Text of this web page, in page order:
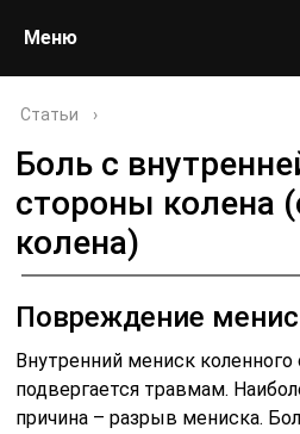
Меню
Статьи ›
Боль с
стороны колена
колена)
Повреждение
Внутренний мениск коленного
подвергается травмам.
причина – разрыв мениска.